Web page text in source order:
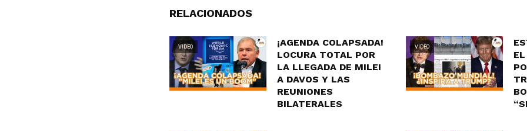
RELACIONADOS
VIDEO
¡AGENDA COLAPSADA!
LOCURA TOTAL POR
LA LLEGADA DE MILEI
A DAVOS Y LAS
REUNIONES
BILATERALES
VIDEO